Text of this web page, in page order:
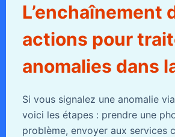
L’enchaînement
actions pour
anomalies dans
Si vous signalez une anomalie
voici les étapes : prendre une
problème, envoyer aux services